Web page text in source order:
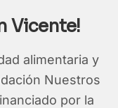
Vicente!
alimentaria y
Nuestros
por la